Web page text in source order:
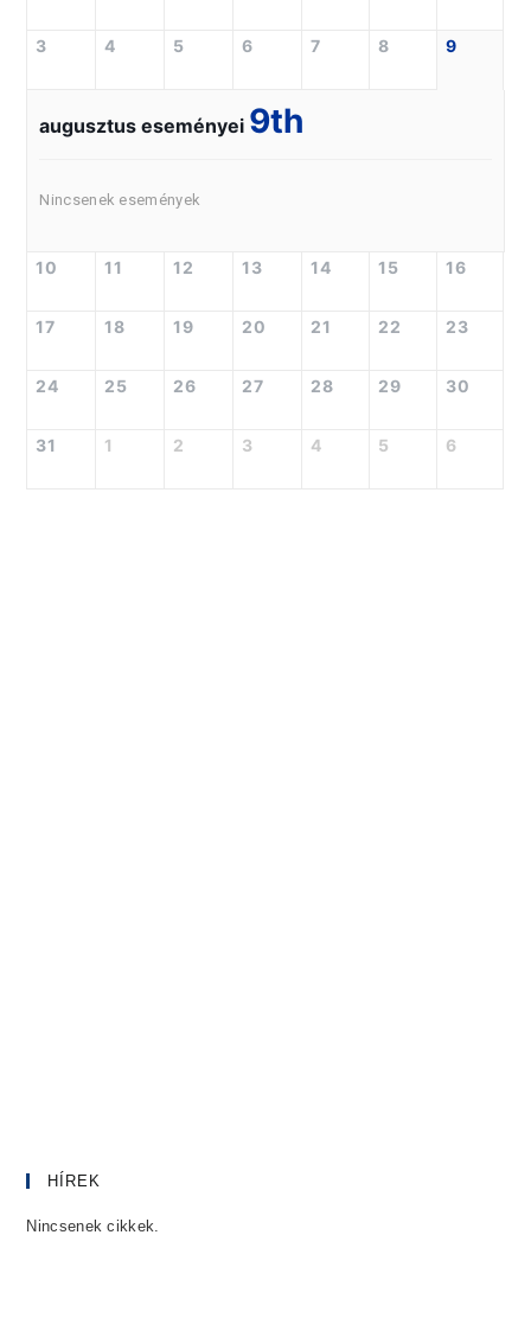
3 4 5 6 7 8 9
augusztus eseményei 9th
Nincsenek események
10 11 12 13 14 15 16
17 18 19 20 21 22 23
24 25 26 27 28 29 30
31 1 2 3 4 5 6
HÍREK
Nincsenek cikkek.